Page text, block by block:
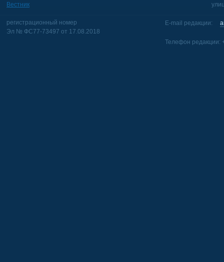
Вестник
регистрационный номер
Эл № ФС77-73497 от 17.08.2018
улица
E-mail редакции:
Телефон редакции: